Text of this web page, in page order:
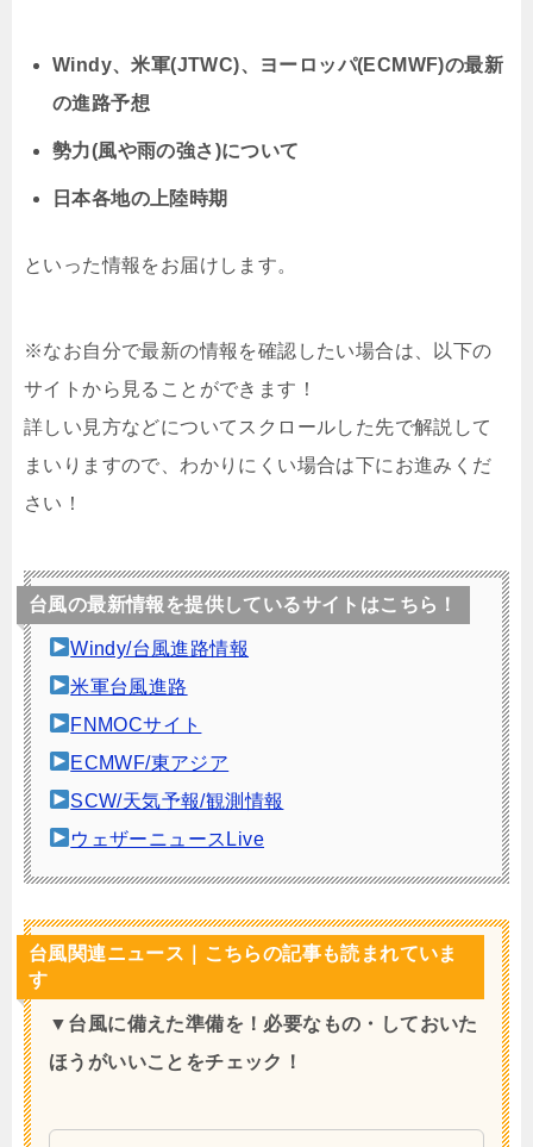
Windy、米軍(JTWC)、ヨーロッパ(ECMWF)の最新
の進路予想
勢力(風や雨の強さ)について
日本各地の上陸時期
といった情報をお届けします。
※なお自分で最新の情報を確認したい場合は、以下の
サイトから見ることができます！
詳しい見方などについてスクロールした先で解説して
まいりますので、わかりにくい場合は下にお進みくだ
さい！
台風の最新情報を提供しているサイトはこちら！
Windy/台風進路情報
米軍台風進路
FNMOCサイト
ECMWF/東アジア
SCW/天気予報/観測情報
ウェザーニュースLive
台風関連ニュース｜こちらの記事も読まれていま
す
▼台風に備えた準備を！必要なもの・しておいた
ほうがいいことをチェック！